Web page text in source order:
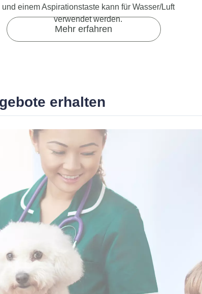
Mehr erfahren
und einem Aspirationstaste kann für Wasser/Luft
verwendet werden.
erhalten